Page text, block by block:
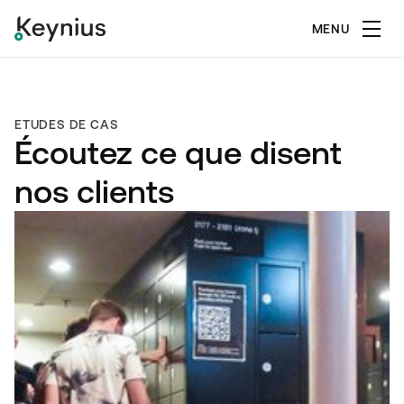
MENU
ETUDES DE CAS
Écoutez ce que disent
nos clients